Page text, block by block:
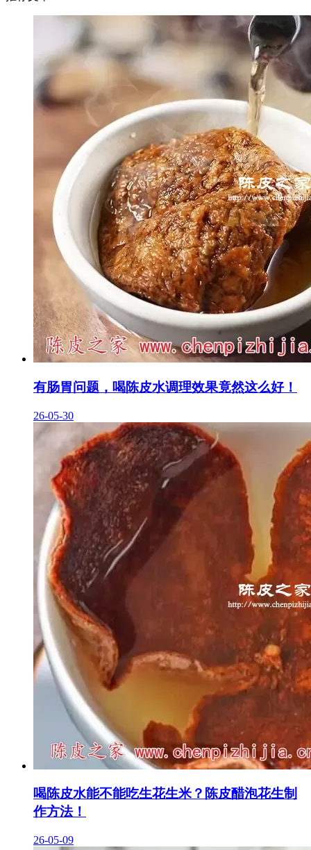
有肠胃问题，喝陈皮水调理效果竟然这么好！
26-05-30
喝陈皮水能不能吃生花生米？陈皮醋泡花生制
作方法！
26-05-09